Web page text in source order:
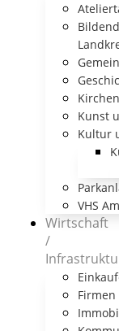
Kunst
Kultur
VHS
Wirtschaft
/
Firmen